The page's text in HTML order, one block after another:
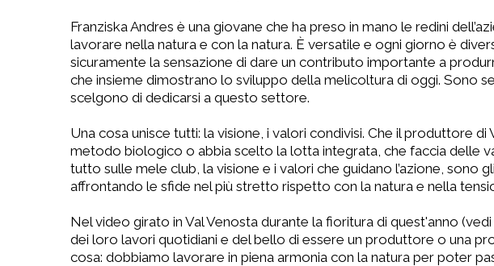
Franziska Andres è una giovane che ha preso in mano le redini
lavorare nella natura e con la natura. È versatile e ogni giorno è
sicuramente la sensazione di dare un contributo importante a
che insieme dimostrano lo sviluppo della melicoltura di oggi. Sono
scelgono di dedicarsi a questo settore.
Una cosa unisce tutti: la visione, i valori condivisi. Che il produttore
metodo biologico o abbia scelto la lotta integrata, che faccia delle
tutto sulle mele club, la visione e i valori che guidano l’azione, sono
affrontando le sfide nel più stretto rispetto con la natura e nella
Nel video girato in Val Venosta durante la fioritura di quest'anno
dei loro lavori quotidiani e del bello di essere un produttore o una
cosa: dobbiamo lavorare in piena armonia con la natura per poter